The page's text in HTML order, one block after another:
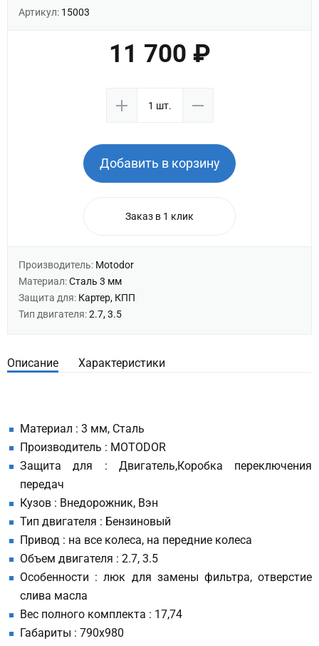
Артикул: 15003
11 700 ₽
Добавить в корзину
Заказ в 1 клик
Производитель: Motodor
Материал:Сталь 3 мм
Защита для: Картер, КПП
Тип двигателя:2.7, 3.5
Описание Характеристики
Материал : 3 мм, Сталь
Производитель : MOTODOR
Защита для : Двигатель,Коробка переключения
передач
Кузов : Внедорожник, Вэн
Тип двигателя : Бензиновый
Привод : на все колеса, на передние колеса
Объем двигателя : 2.7, 3.5
Особенности : люк для замены фильтра, отверстие
слива масла
Вес полного комплекта : 17,74
Габариты : 790х980